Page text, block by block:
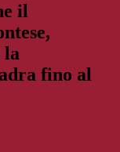
il
la
fino al